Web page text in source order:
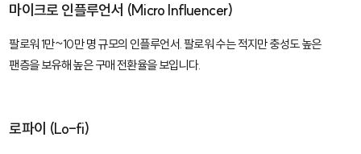
마이크로 인플루언서 (Micro Influencer)
팔로워 1만~10만 명 규모의 인플루언서. 팔로워 수는 적지만 충성도 높은
팬층을 보유해 높은 구매 전환율을 보입니다.
로파이 (Lo-fi)